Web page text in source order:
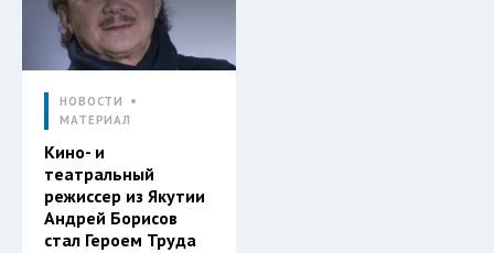
НОВОСТИ
МАТЕРИАЛ
Кино- и
театральный
режиссер из Якутии
Андрей Борисов
стал Героем Труда